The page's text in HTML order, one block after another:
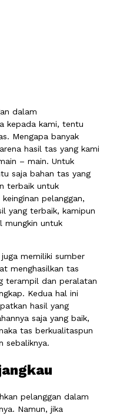
dalam
kepada kami, tentu
Mengapa banyak
hasil tas yang kami
– main. Untuk
saja bahan tas yang
terbaik untuk
pelanggan,
yang terbaik, kamipun
mungkin untuk
memiliki sumber
menghasilkan tas
terampil dan peralatan
Kedua hal ini
hasil yang
saja yang baik,
tas berkualitaspun
sebaliknya.
pelanggan dalam
Namun, jika